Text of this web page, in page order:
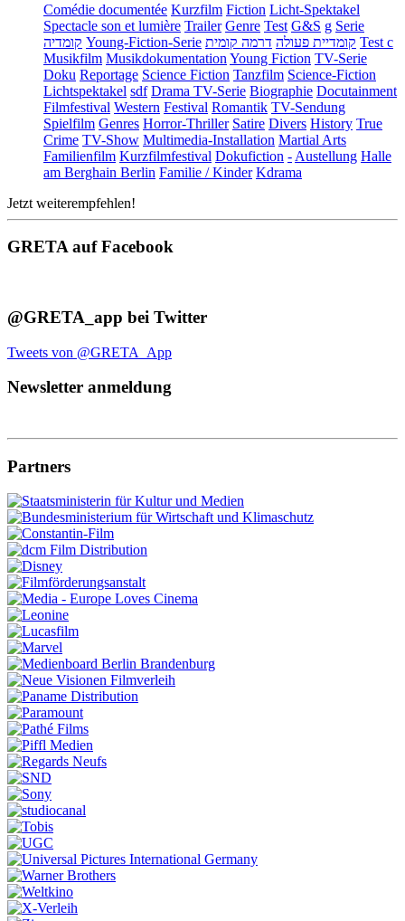
Comédie documentée Kurzfilm Fiction Licht-Spektakel
Spectacle son et lumière Trailer Genre Test G&S g Serie
קומדיה Young-Fiction-Serie קומדיית פעולה דרמה קומית
Test c
Musikfilm Musikdokumentation Young Fiction TV-Serie
Doku Reportage Science Fiction Tanzfilm Science-Fiction
Lichtspektakel sdf Drama TV-Serie Biographie Docutainment
Filmfestival Western Festival Romantik TV-Sendung
Spielfilm Genres Horror-Thriller Satire Divers History True
Crime TV-Show Multimedia-Installation Martial Arts
Familienfilm Kurzfilmfestival Dokufiction - Austellung Halle
am Berghain Berlin Familie / Kinder Kdrama
Jetzt weiterempfehlen!
GRETA auf Facebook
@GRETA_app bei Twitter
Tweets von @GRETA_App
Newsletter anmeldung
Partners